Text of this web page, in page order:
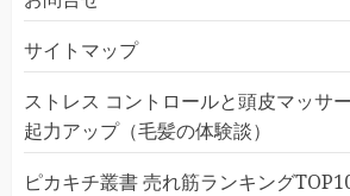
サイトマップ
ストレス コントロールと頭皮マッサ
起力アップ（毛髪の体験談）
ピカキチ叢書 売れ筋ランキング